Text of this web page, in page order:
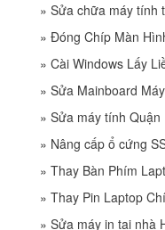
» Sửa chữa máy tính
» Đóng Chíp Màn
» Cài Windows Lấy
» Sửa Mainboard
» Sửa máy tính Quận
» Nâng cấp ổ cứng
» Thay Bàn Phím
» Thay Pin Laptop
» Sửa máy in tại nhà